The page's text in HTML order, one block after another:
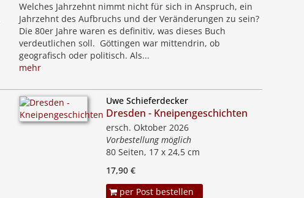
Welches Jahrzehnt nimmt nicht für sich in Anspruch, ein
Jahrzehnt des Aufbruchs und der Veränderungen zu sein?
Die 80er Jahre waren es definitiv, was dieses Buch
verdeutlichen soll. Göttingen war mittendrin, ob
geografisch oder politisch. Als...
mehr
Uwe Schieferdecker
Dresden - Kneipengeschichten
ersch. Oktober 2026
Vorbestellung möglich
80 Seiten, 17 x 24,5 cm
17,90 €
per Post bestellen